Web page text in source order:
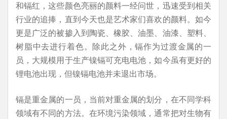
和镉红，这些颜色亮丽的颜料一经问世，迅速受到相关
行业的追捧，直到今天也是艺术家们喜欢的颜料。如今
更是广泛的被掺入到陶瓷、橡胶、油墨、油漆、塑料、
树脂中去进行着色。除此之外，镉作为过渡金属的一
员，大规模用于生产镍镉可充电电池，如今虽有更好的
锂电池出现，但镍镉电池并未退出市场。
镉是重金属的一员，当前对重金属的划分，在不同学科
领域有不同的方法。在环境污染领域，通常把对生物有